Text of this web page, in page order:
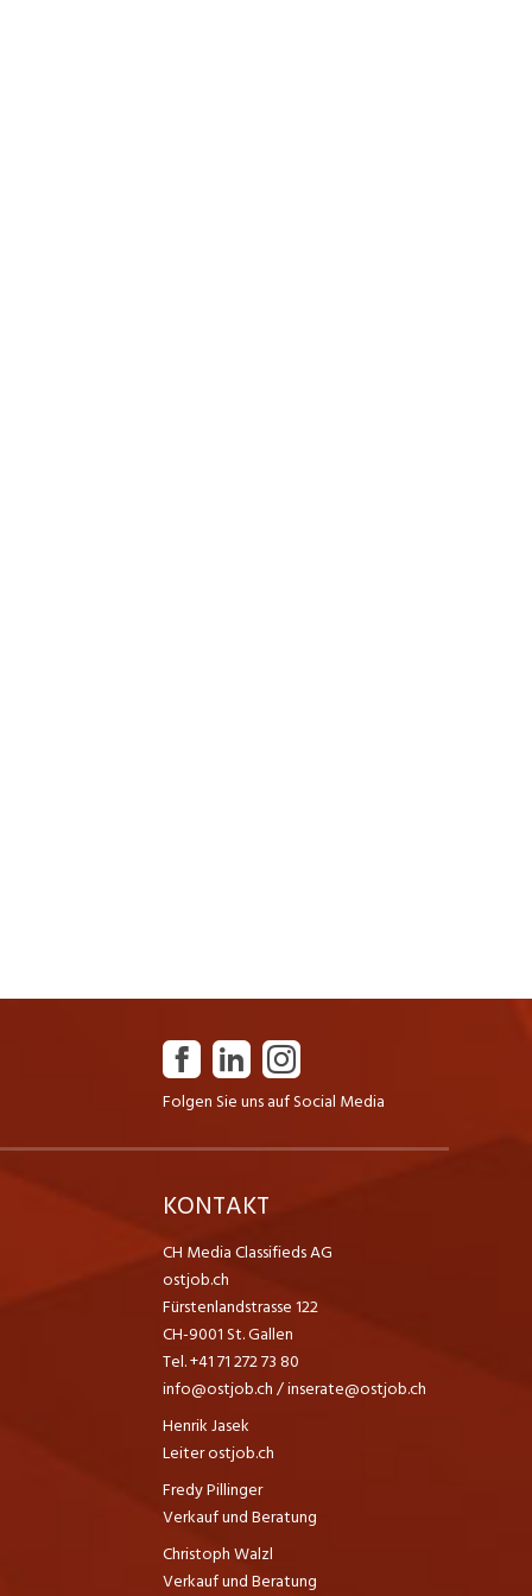
Folgen Sie uns auf Social Media
KONTAKT
CH Media Classifieds AG
ostjob.ch
Fürstenlandstrasse 122
CH-9001 St. Gallen
Tel. +41 71 272 73 80
info@ostjob.ch/inserate@ostjob.ch
Henrik Jasek
Leiter ostjob.ch
Fredy Pillinger
Verkauf und Beratung
Christoph Walzl
Verkauf und Beratung